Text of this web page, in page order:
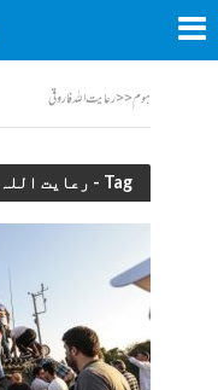
ہوم<<رعایت اللہ فاروقی
Tag - رعایت اللہ فاروقی